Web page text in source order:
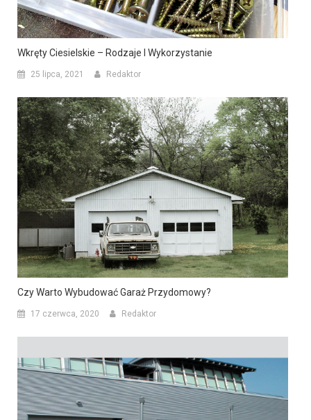
Wkręty Ciesielskie – Rodzaje I Wykorzystanie
25 lipca, 2021 Redaktor
Czy Warto Wybudować Garaż Przydomowy?
17 czerwca, 2020 Redaktor